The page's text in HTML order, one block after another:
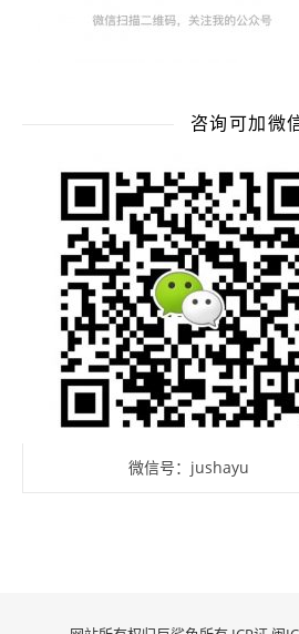
咨询可加微
微信号：jushayu